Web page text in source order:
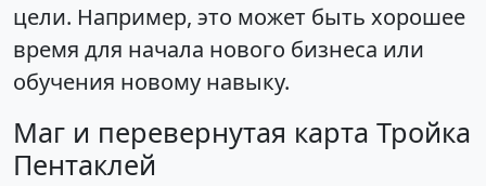
цели. Например, это может быть хорошее
время для начала нового бизнеса или
обучения новому навыку.
Маг и перевернутая карта Тройка
Пентаклей